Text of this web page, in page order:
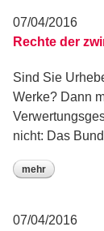
07/04/2016
Rechte der
Sind Sie
Werke? Dann
nicht: Das
mehr
07/04/2016